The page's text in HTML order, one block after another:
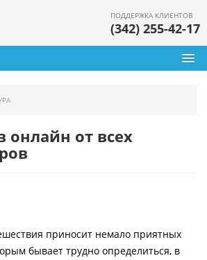
ПОДДЕРЖКА КЛИЕНТОВ
(342) 255-42-17
онлайн от всех
приносит немало приятных
бывает трудно определиться, в